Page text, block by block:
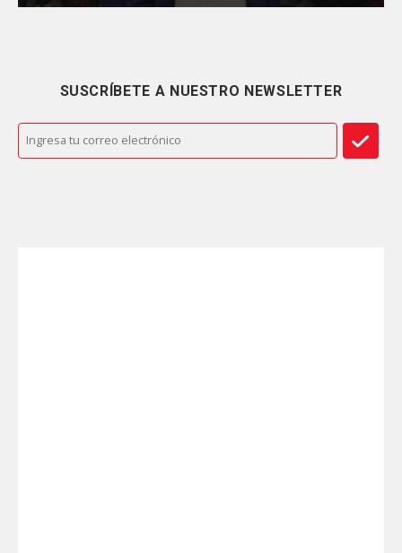
SUSCRÍBETE A NUESTRO NEWSLETTER